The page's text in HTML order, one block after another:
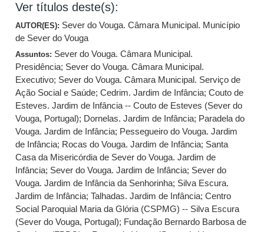
Ver títulos deste(s):
AUTOR(ES): Sever do Vouga. Câmara Municipal. Município
de Sever do Vouga
Assuntos: Sever do Vouga. Câmara Municipal.
Presidência; Sever do Vouga. Câmara Municipal.
Executivo; Sever do Vouga. Câmara Municipal. Serviço de
Ação Social e Saúde;Cedrim. Jardim de Infância;Couto de
Esteves. Jardim de Infância -- Couto de Esteves (Sever do
Vouga, Portugal); Dornelas. Jardim de Infância; Paradela do
Vouga. Jardim de Infância; Pessegueiro do Vouga. Jardim
de Infância; Rocas do Vouga. Jardim de Infância; Santa
Casa da Misericórdia de Sever do Vouga. Jardim de
Infância; Sever do Vouga. Jardim de Infância; Sever do
Vouga. Jardim de Infância da Senhorinha; Silva Escura.
Jardim de Infância;Talhadas. Jardim de Infância;Centro
Social Paroquial Maria da Glória (CSPMG) -- Silva Escura
(Sever do Vouga, Portugal); Fundação Bernardo Barbosa de